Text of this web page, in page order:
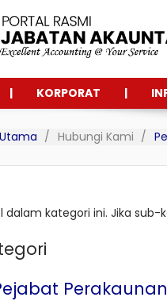
KORPORAT
Hubungi Kami
dalam kategori ini. Jika
Perakaunan